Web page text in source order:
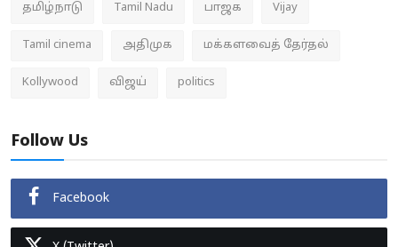
தமிழ்நாடு Tamil Nadu பாஜக Vijay
Tamil cinema அதிமுக மக்களவைத் தேர்தல்
Kollywood விஜய் politics
Follow Us
Facebook